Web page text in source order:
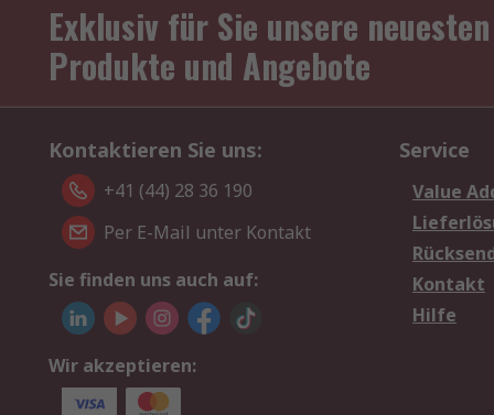
Exklusiv für Sie unsere neuesten
Produkte und Angebote
Kontaktieren Sie uns:
+41 (44) 28 36 190
Per E-Mail unter Kontakt
Sie finden uns auch auf:
Wir akzeptieren:
Service
Value
Kontakt
Hilfe